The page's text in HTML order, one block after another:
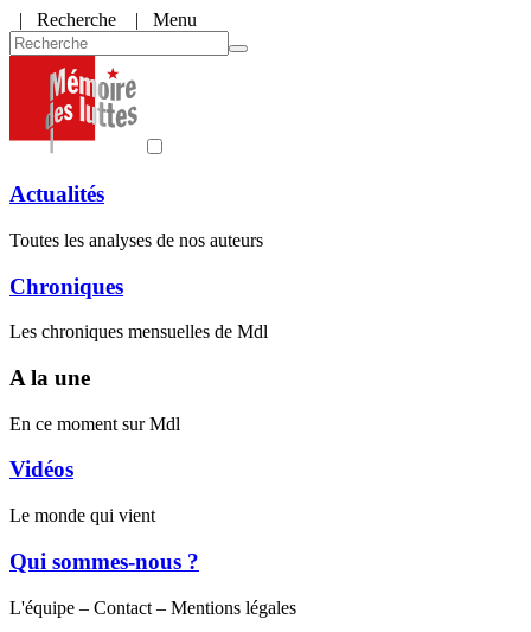
| Recherche | Menu
Actualités
Toutes les analyses de nos auteurs
Chroniques
Les chroniques mensuelles de Mdl
A la une
En ce moment sur Mdl
Vidéos
Le monde qui vient
Qui sommes-nous ?
L'équipe – Contact – Mentions légales